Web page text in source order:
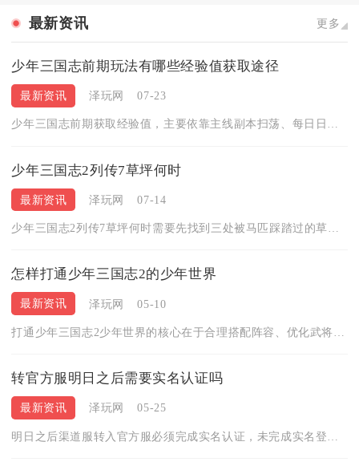
最新资讯 更多
少年三国志前期玩法有哪些经验值获取途径
最新资讯 泽玩网 07-23
少年三国志前期获取经验值，主要依靠主线副本扫荡、每日日常任务...
少年三国志2列传7草坪何时
最新资讯 泽玩网 07-14
怎样打通少年三国志2的少年世界
最新资讯 泽玩网 05-10
转官方服明日之后需要实名认证吗
最新资讯 泽玩网 05-25